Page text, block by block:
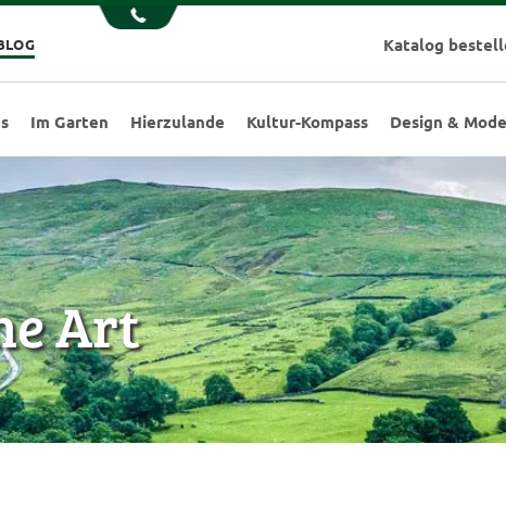
Katalog
Im Garten Hierzulande Kultur-Kompass Design & Mode
Art